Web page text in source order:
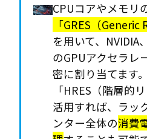
CPUコアやメモリ
「GRES（Generic
を用いて、NVIDIA
のGPUアクセラレ
密に割り当てます
「HRES（階層的
活用すれば、ラッ
ンター全体の消費